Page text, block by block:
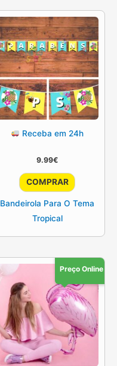
Receba em 24h
9.99€
COMPRAR
Bandeirola Para O Tema
Tropical
Preço Online